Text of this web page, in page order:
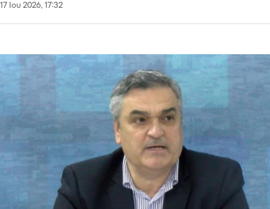
17 Ιου 2026, 17:32